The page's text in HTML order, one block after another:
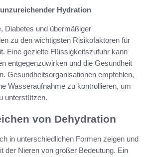
Hydration
Diabetes und übermäßiger
zu den wichtigsten Risikofaktoren für
Eine gezielte Flüssigkeitszufuhr kann
entgegenzuwirken und die Gesundheit
Gesundheitsorganisationen empfehlen,
Wasseraufnahme zu kontrollieren, um
unterstützen.
von Dehydration
in unterschiedlichen Formen zeigen und
der Nieren von großer Bedeutung. Ein